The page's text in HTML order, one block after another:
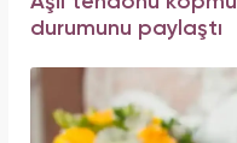
durumunu paylaştı